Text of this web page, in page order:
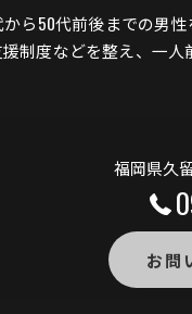
ら50代前後までの男
制度などを整え、一人
福岡県久
お問